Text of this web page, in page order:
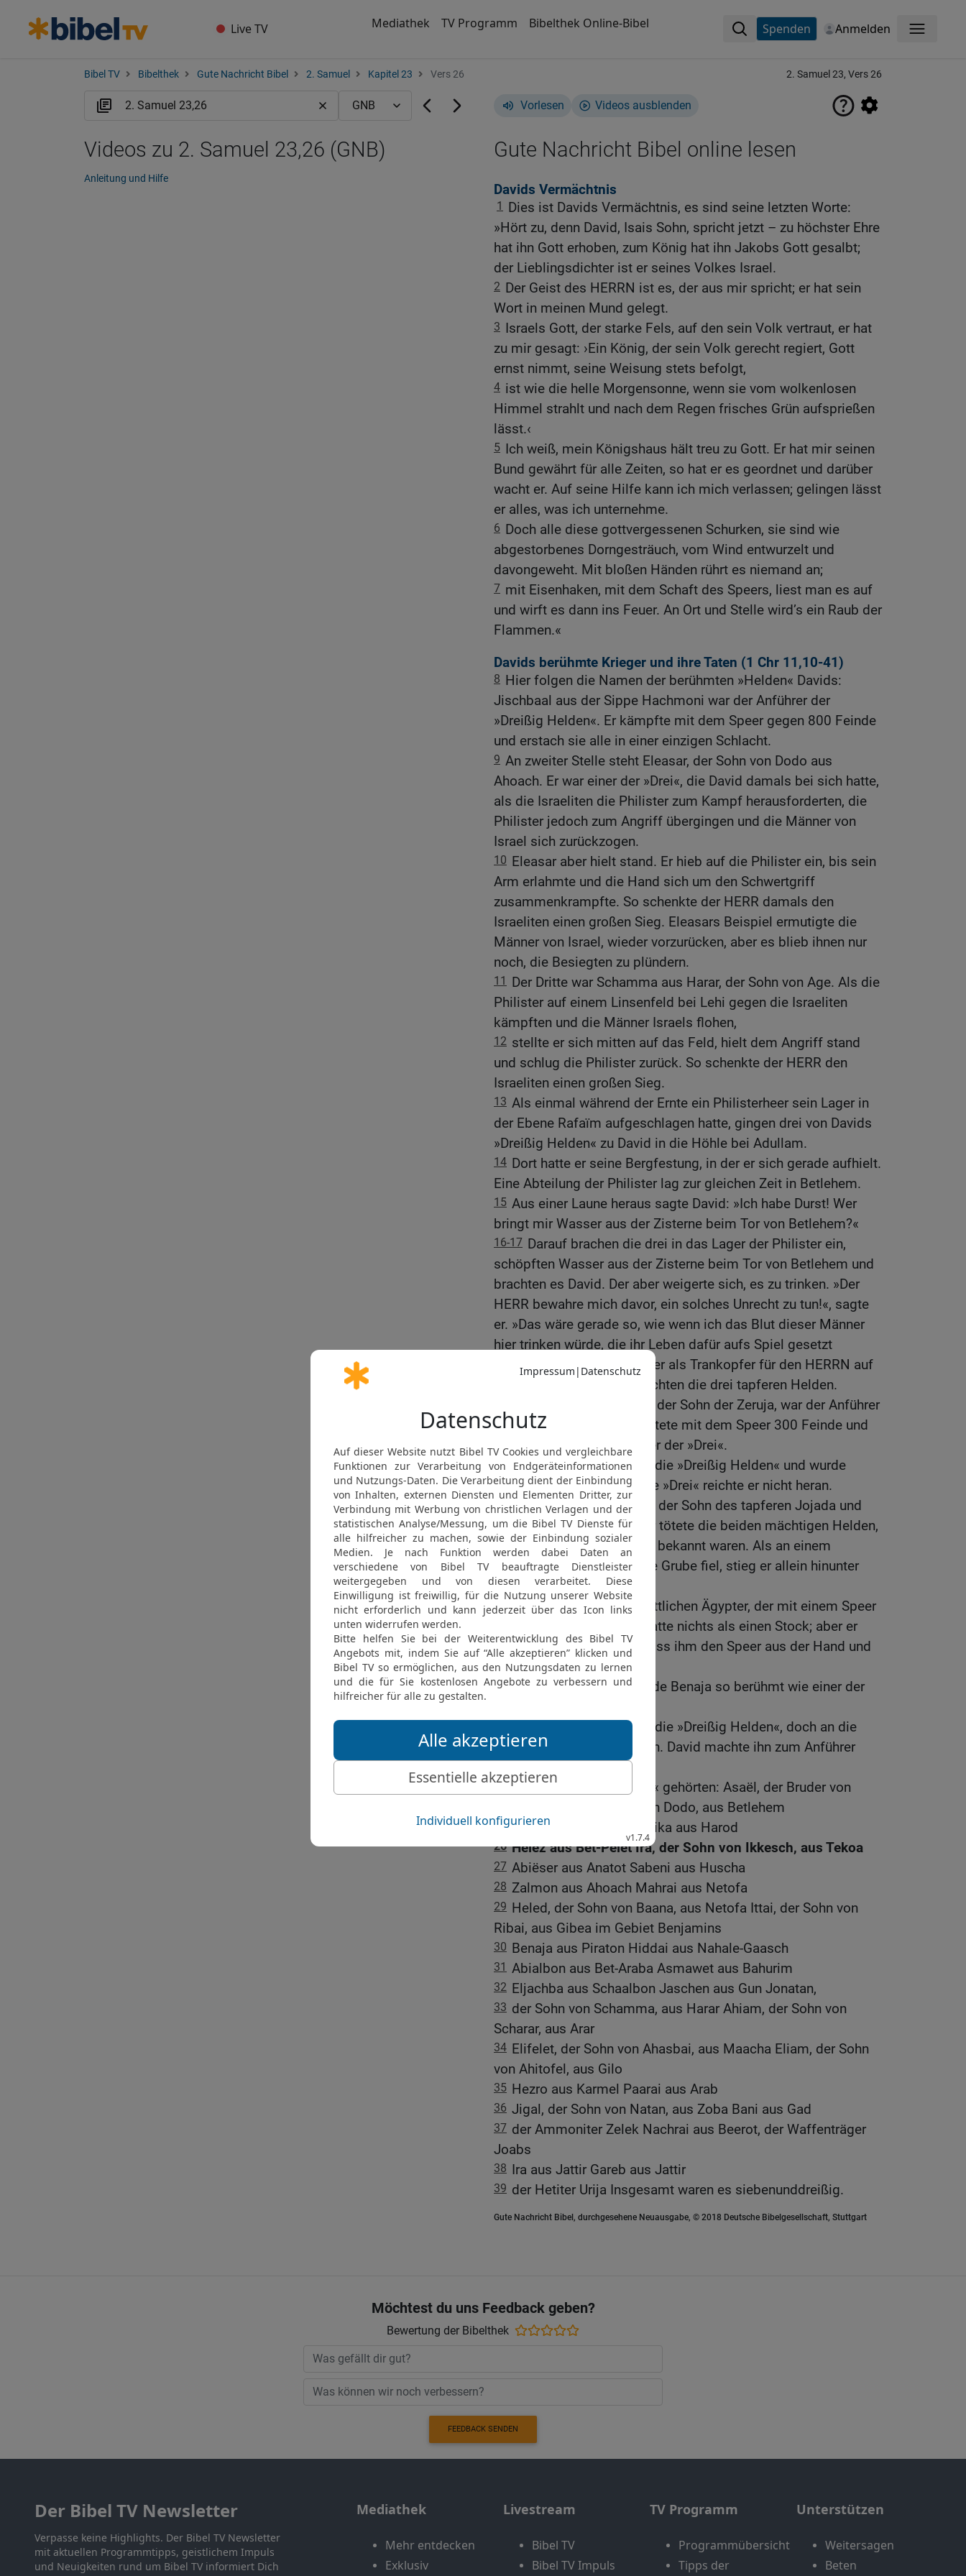
Live TV Mediathek TV Programm Bibelthek Online-Bibel Spenden Anmelden Menü
Bibel TV Bibelthek Gute Nachricht Bibel 2. Samuel Kapitel 23 Vers 26 2. Samuel 23, Vers 26
Vorlesen Videos ausblenden
Gute Nachricht Bibel online lesen
Davids Vermächtnis
1
Dies ist Davids Vermächtnis, es sind seine letzten Worte:
»Hört zu, denn David, Isais Sohn, spricht jetzt – zu höchster Ehre
hat ihn Gott erhoben, zum König hat ihn Jakobs Gott gesalbt;
der Lieblingsdichter ist er seines Volkes Israel.
2 Der Geist des HERRN ist es, der aus mir spricht; er hat sein
Wort in meinen Mund gelegt.
3 Israels Gott, der starke Fels, auf den sein Volk vertraut, er hat
zu mir gesagt: ›Ein König, der sein Volk gerecht regiert, Gott
ernst nimmt, seine Weisung stets befolgt,
4 ist wie die helle Morgensonne, wenn sie vom wolkenlosen
Himmel strahlt und nach dem Regen frisches Grün aufsprießen
lässt.‹
5 Ich weiß, mein Königshaus hält treu zu Gott. Er hat mir seinen
Bund gewährt für alle Zeiten, so hat er es geordnet und darüber
wacht er. Auf seine Hilfe kann ich mich verlassen; gelingen lässt
er alles, was ich unternehme.
6 Doch alle diese gottvergessenen Schurken, sie sind wie
abgestorbenes Dorngesträuch, vom Wind entwurzelt und
davongeweht. Mit bloßen Händen rührt es niemand an;
7 mit Eisenhaken, mit dem Schaft des Speers, liest man es auf
und wirft es dann ins Feuer. An Ort und Stelle wird’s ein Raub der
Flammen.«
Davids berühmte Krieger und ihre Taten (1 Chr 11,10-41)
8 Hier folgen die Namen der berühmten »Helden« Davids:
Jischbaal aus der Sippe Hachmoni war der Anführer der
»Dreißig Helden«. Er kämpfte mit dem Speer gegen 800 Feinde
und erstach sie alle in einer einzigen Schlacht.
9 An zweiter Stelle steht Eleasar, der Sohn von Dodo aus
Ahoach. Er war einer der »Drei«, die David damals bei sich hatte,
als die Israeliten die Philister zum Kampf herausforderten, die
Philister jedoch zum Angriff übergingen und die Männer von
Israel sich zurückzogen.
10 Eleasar aber hielt stand. Er hieb auf die Philister ein, bis sein
Arm erlahmte und die Hand sich um den Schwertgriff
zusammenkrampfte. So schenkte der HERR damals den
Israeliten einen großen Sieg. Eleasars Beispiel ermutigte die
Männer von Israel, wieder vorzurücken, aber es blieb ihnen nur
noch, die Besiegten zu plündern.
11
Der Dritte war Schamma aus Harar, der Sohn von Age. Als die
Philister auf einem Linsenfeld bei Lehi gegen die Israeliten
kämpften und die Männer Israels flohen,
12 stellte er sich mitten auf das Feld, hielt dem Angriff stand
und schlug die Philister zurück. So schenkte der HERR den
Israeliten einen großen Sieg.
13 Als einmal während der Ernte ein Philisterheer sein Lager in
der Ebene Rafaïm aufgeschlagen hatte, gingen drei von Davids
»Dreißig Helden« zu David in die Höhle bei Adullam.
14 Dort hatte er seine Bergfestung, in der er sich gerade aufhielt.
Eine Abteilung der Philister lag zur gleichen Zeit in Betlehem.
15 Aus einer Laune heraus sagte David: »Ich habe Durst! Wer
bringt mir Wasser aus der Zisterne beim Tor von Betlehem?«
16-17 Darauf brachen die drei in das Lager der Philister ein,
schöpften Wasser aus der Zisterne beim Tor von Betlehem und
brachten es David. Der aber weigerte sich, es zu trinken. »Der
HERR bewahre mich davor, ein solches Unrecht zu tun!«, sagte
er. »Das wäre gerade so, wie wenn ich das Blut dieser Männer
hier trinken würde, die ihr Leben dafür aufs Spiel gesetzt
haben.« Er goss das Wasser als Trankopfer für den HERRN auf
die Erde. Diese Tat vollbrachten die drei tapferen Helden.
Abischai, Joabs Bruder, der Sohn der Zeruja, war der Anführer
der »Dreißig Helden«. Er tötete mit dem Speer 300 Feinde und
wurde so berühmt wie einer der »Drei«.
19
Er war angesehener als die »Dreißig Helden« und wurde
deren Anführer; doch an die »Drei« reichte er nicht heran.
20 Benaja aus Kabzeel war der Sohn des tapferen Jojada und
vollbrachte große Taten. Er tötete die beiden mächtigen Helden,
die als »Löwen von Moab« bekannt waren. Als an einem
Schneetag ein Löwe in eine Grube fiel, stieg er allein hinunter
und erschlug ihn.
21 Er tötete auch einen stattlichen Ägypter, der mit einem Speer
bewaffnet war. Er selbst hatte nichts als einen Stock; aber er
ging auf den Ägypter los, riss ihm den Speer aus der Hand und
durchbohrte ihn damit.
22 Durch solche Taten wurde Benaja so berühmt wie einer der
Er war angesehener als die »Dreißig Helden«, doch an die
»Drei« reichte er nicht heran. David machte ihn zum Anführer
24 Zu den »Dreißig Helden« gehörten: Asaël, der Bruder von
Joab Elhanan, der Sohn von Dodo, aus Betlehem
25 Schamma aus Harod Elika aus Harod
26 Helez aus Bet-Pelet Ira, der Sohn von Ikkesch, aus Tekoa
27 Abiëser aus Anatot Sabeni aus Huscha
28 Zalmon aus Ahoach Mahrai aus Netofa
29 Heled, der Sohn von Baana, aus Netofa Ittai, der Sohn von
Ribai, aus Gibea im Gebiet Benjamins
30 Benaja aus Piraton Hiddai aus Nahale-Gaasch
31 Abialbon aus Bet-Araba Asmawet aus Bahurim
32 Eljachba aus Schaalbon Jaschen aus Gun Jonatan,
33 der Sohn von Schamma, aus Harar Ahiam, der Sohn von
Scharar, aus Arar
34 Elifelet, der Sohn von Ahasbai, aus Maacha Eliam, der Sohn
von Ahitofel, aus Gilo
35 Hezro aus Karmel Paarai aus Arab
36 Jigal, der Sohn von Natan, aus Zoba Bani aus Gad
37 der Ammoniter Zelek Nachrai aus Beerot, der Waffenträger
Joabs
38 Ira aus Jattir Gareb aus Jattir
39 der Hetiter Urija Insgesamt waren es siebenunddreißig.
Gute Nachricht Bibel, durchgesehene Neuausgabe, © 2018 Deutsche Bibelgesellschaft, Stuttgart
Videos zu 2. Samuel 23,26 (GNB)
Anleitung und Hilfe
Möchtest du uns Feedback geben?
Bewertung der Bibelthek
FEEDBACK SENDEN
Der Bibel TV Newsletter
Verpasse keine Highlights. Der Bibel TV Newsletter
mit aktuellen Programmtipps, geistlichem Impuls
und Neuigkeiten rund um Bibel TV informiert Dich
Mediathek
Mehr entdecken
Exklusiv
Livestream
Bibel TV
Bibel TV Impuls
TV Programm
Programmübersicht
Tipps der
Unterstützen
Weitersagen
Beten